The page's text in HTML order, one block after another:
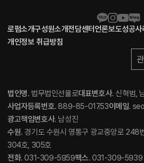
로펌소개구성원소개전담센터언론보도성공사
개인정보 취급방침
법인명. 법무법인선율로대표변호사. 신혁범,
사업자등록번호. 889-85-01753이메일.
광고책임변호사. 남성진
수원. 경기도 수원시 영통구 광교중앙로
304호, 305호
전화. 031-309-5959팩스. 031-309-5939